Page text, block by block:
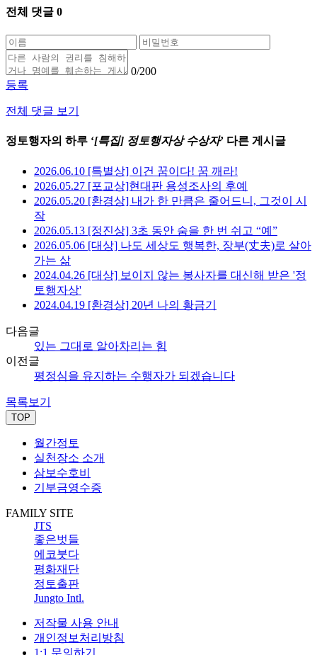
전체 댓글 0
0/200
등록
전체 댓글 보기
정토행자의 하루 ‘[특집] 정토행자상 수상자’ 다른 게시글
2026.06.10 [특별상] 이건 꿈이다! 꿈 깨라!
2026.05.27 [포교상]현대판 용성조사의 후예
2026.05.20 [환경상] 내가 한 만큼은 줄어드니, 그것이 시
작
2026.05.13 [정진상] 3초 동안 숨을 한 번 쉬고 “예”
2026.05.06 [대상] 나도 세상도 행복한, 장부(丈夫)로 살아
가는 삶
2024.04.26 [대상] 보이지 않는 봉사자를 대신해 받은 '정
토행자상'
2024.04.19 [환경상] 20년 나의 황금기
다음글
있는 그대로 알아차리는 힘
이전글
평정심을 유지하는 수행자가 되겠습니다
목록보기
TOP
월간정토
실천장소 소개
삼보수호비
기부금영수증
FAMILY SITE
JTS
좋은벗들
에코붓다
평화재단
정토출판
Jungto Intl.
저작물 사용 안내
개인정보처리방침
1:1 문의하기